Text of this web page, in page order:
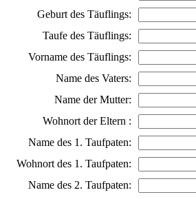
Geburt des Täuflings:
Taufe des Täuflings:
Vorname des Täuflings:
Name des Vaters:
Name der Mutter:
Wohnort der Eltern :
Name des 1. Taufpaten:
Wohnort des 1. Taufpaten:
Name des 2. Taufpaten: